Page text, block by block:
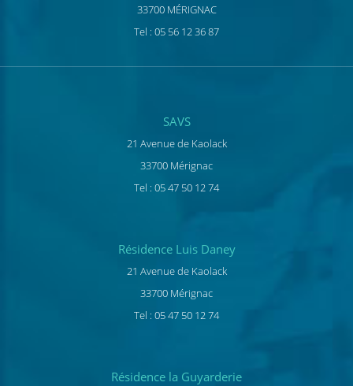
33700 MÉRIGNAC
Tel : 05 56 12 36 87
SAVS
21 Avenue de Kaolack
33700 Mérignac
Tel : 05 47 50 12 74
Résidence Luis Daney
21 Avenue de Kaolack
33700 Mérignac
Tel : 05 47 50 12 74
Résidence la Guyarderie